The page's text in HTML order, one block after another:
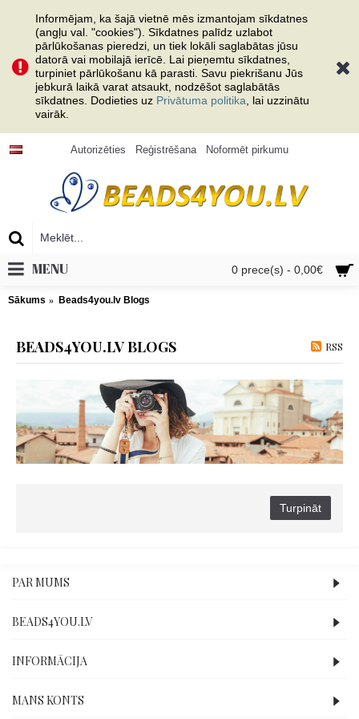
Informējam, ka šajā vietnē mēs izmantojam sīkdatnes
(angļu val. "cookies"). Sīkdatnes palīdz uzlabot
pārlūkošanas pieredzi, un tiek lokāli saglabātas jūsu
datorā vai mobilajā ierīcē. Lai pieņemtu sīkdatnes,
turpiniet pārlūkošanu kā parasti. Savu piekrišanu Jūs
jebkurā laikā varat atsaukt, nodzēšot saglabātās
sīkdatnes. Dodieties uz Privātuma politika , lai uzzinātu
vairāk.
Autorizēties Reģistrēšana Noformēt pirkumu
0 prece(s) - 0,00€
MENU
Sākums Beads4you.lv Blogs
BEADS4YOU.LV BLOGS RSS
Turpināt
PAR MUMS
BEADS4YOU.LV
INFORMĀCIJA
MANS KONTS